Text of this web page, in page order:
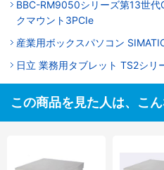
BBC-RM9050シリーズ第13世代
クマウント3PCIe
産業用ボックスパソコン
日立 業務用タブレット TS2シリ
この商品を見た人は、こ